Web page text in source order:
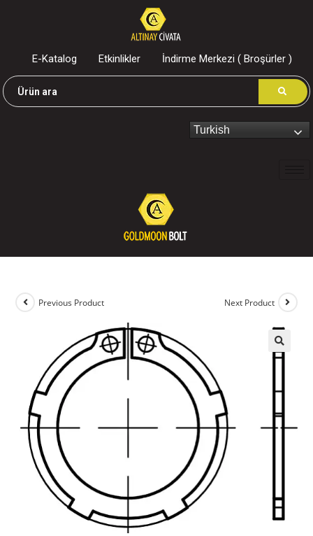
E-Katalog Etkinlikler İndirme Merkezi ( Broşürler )
Turkish
Previous Product Next Product